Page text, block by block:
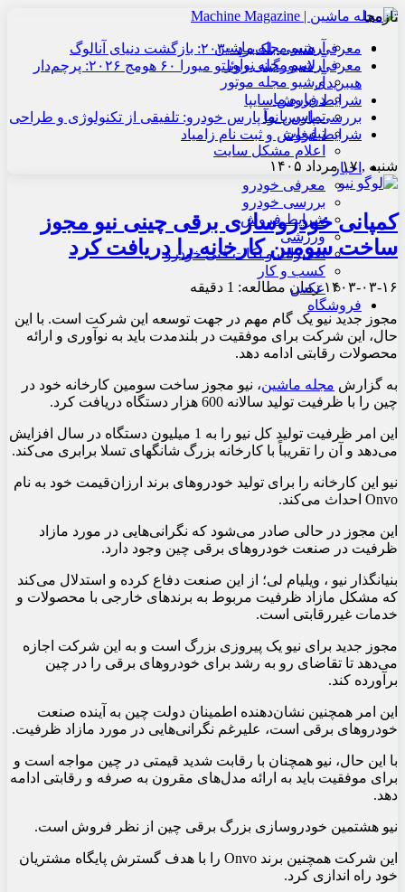
آرشیو مجله ماشین
آرشیو مجله نوآور
آرشیو مجله موتور
درباره ما
تماس با ما
تبلیغات
اعلام مشکل سایت
اخبار
معرفی خودرو
بررسی خودرو
شرایط فروش
ورزشی
تعمیرات و نکات فنی خودرو
کسب و کار
عکس
فروشگاه
تازه‌ها
معرفی هنسی بلک‌برد ۲۰۳۰: بازگشت دنیای آنالوگ
معرفی لامبورگینی روئلتو میورا ۶۰ هومج ۲۰۲۶: پرچم‌دار
هیبریدی
شرایط فروش سایپا
بررسی پارس نوآ پارس خودرو: تلفیقی از تکنولوژی و طراحی
شرایط فروش و ثبت نام زامیاد
شنبه , ۱۷ مرداد ۱۴۰۵
کمپانی خودروسازی برقی چینی نیو مجوز
ساخت سومین کارخانه را دریافت کرد
۱۴۰۳-۰۳-۱۶زمان مطالعه: 1 دقیقه
مجوز جدید نیو یک گام مهم در جهت توسعه این شرکت است. با این
حال، این شرکت برای موفقیت در بلندمدت باید به نوآوری و ارائه
محصولات رقابتی ادامه دهد.
به گزارش مجله ماشین، نیو مجوز ساخت سومین کارخانه خود در
چین را با ظرفیت تولید سالانه 600 هزار دستگاه دریافت کرد.
این امر ظرفیت تولید کل نیو را به 1 میلیون دستگاه در سال افزایش
می‌دهد و آن را تقریباً با کارخانه بزرگ شانگهای تسلا برابری می‌کند.
نیو این کارخانه را برای تولید خودروهای برند ارزان‌قیمت خود به نام
Onvo احداث می‌کند.
این مجوز در حالی صادر می‌شود که نگرانی‌هایی در مورد مازاد
ظرفیت در صنعت خودروهای برقی چین وجود دارد.
بنیانگذار نیو ، ویلیام لی؛ از این صنعت دفاع کرده و استدلال می‌کند
که مشکل مازاد ظرفیت مربوط به برندهای خارجی با محصولات و
خدمات غیررقابتی است.
مجوز جدید برای نیو یک پیروزی بزرگ است و به این شرکت اجازه
می‌دهد تا تقاضای رو به رشد برای خودروهای برقی را در چین
برآورده کند.
این امر همچنین نشان‌دهنده اطمینان دولت چین به آینده صنعت
خودروهای برقی است، علیرغم نگرانی‌هایی در مورد مازاد ظرفیت.
با این حال، نیو همچنان با رقابت شدید قیمتی در چین مواجه است و
برای موفقیت باید به ارائه مدل‌های مقرون به صرفه و رقابتی ادامه
دهد.
نیو هشتمین خودروسازی بزرگ برقی چین از نظر فروش است.
این شرکت همچنین برند Onvo را با هدف گسترش پایگاه مشتریان
خود راه اندازی کرد.